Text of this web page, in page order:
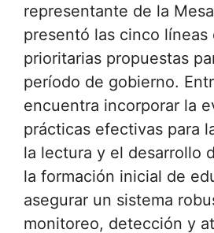
representante de la
presentó las cinco líneas
prioritarias propuestas
período de gobierno.
encuentra incorporar la
prácticas efectivas para
la lectura y el desarrollo
la formación inicial de
asegurar un sistema
monitoreo, detección y